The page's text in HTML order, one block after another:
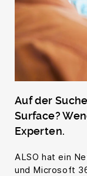
Auf der
Surface?
Experten.
ALSO hat ein
und Microsoft